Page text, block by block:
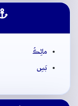
ماڻِڪُ
بَسِ